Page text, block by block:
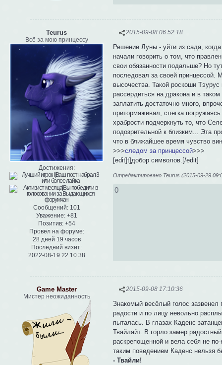
2015-09-08 06:52:18
Teurus
Всё за мою принцессу
Достижения:
Сообщений:101
Уважение: +81
Позитив: +54
Провел на форуме:
28 дней 19 часов
Последний визит:
2022-08-19 22:10:38
Решение Луны - уйти из сада,
начали говорить о том, что
свои обязанности подальше? Но
последовал за своей принцессой.
высочества. Такой роскоши
рассердиться на дракона и в
заплатить достаточно много,
притормаживал, слегка
храбрости подчеркнуть то, что
подозрительной к близким... Эта
что в ближайшее время чувство
>>>следом за принцессой>>>
[edit]t]добор символов.[/edit]
Отредактировано Teurus (2015-09-29
0
2015-09-08 17:10:36
Game Master
Мистер неожиданность
Знакомый весёлый голос
радости и по лицу невольно
пыталась. В глазах Каденс
Твайлайт. В горло замер
раскрепощенной и вела себя не
таким поведением Каденс нельзя
- Твайли!